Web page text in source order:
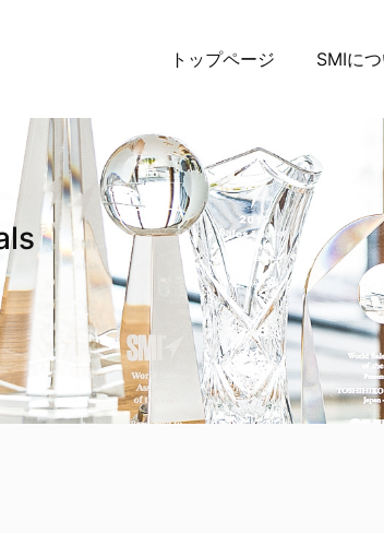
トップページ SMIに